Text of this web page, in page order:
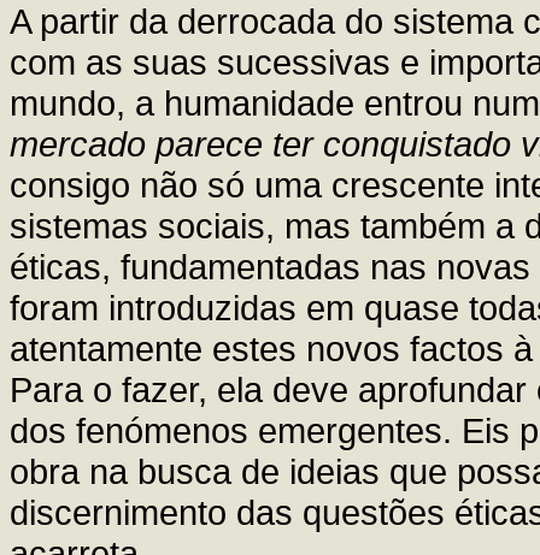
A partir da derrocada do sistema
com as suas sucessivas e
mundo, a humanidade entrou
mercado parece ter conquistado
consigo não só uma crescente
sistemas sociais, mas também a
éticas, fundamentadas nas
foram introduzidas em quase
atentamente estes novos factos
Para o fazer, ela deve
dos fenómenos emergentes. Eis
obra na busca de ideias que
discernimento das questões